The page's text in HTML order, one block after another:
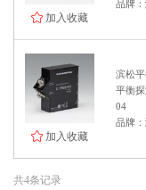
加入收藏
品牌
加入收藏
滨松
平衡
04
品牌
共4条记录